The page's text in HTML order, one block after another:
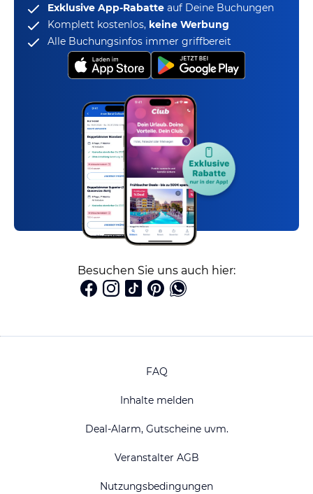
Exklusive App-Rabatte auf Deine Buchungen
Komplett kostenlos, keine Werbung
Alle Buchungsinfos immer griffbereit
Besuchen Sie uns auch hier:
FAQ
Inhalte melden
Deal-Alarm, Gutscheine uvm.
Veranstalter AGB
Nutzungsbedingungen